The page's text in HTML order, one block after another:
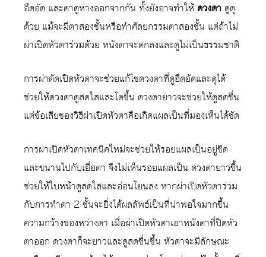
อึดอัด และตาดูห่างออกจากกัน ทั้งยังอาจทำให้ ดวงตา ดูดุ
ด้วย แม้จะมีตาสองชั้นหรือทำศัลยกรรมตาสองชั้น แต่ถ้าไม่
ผ่าเปิดหัวตาร่วมด้วย หนังตาจะตกลงและดูไม่เป็นธรรมชาติ
การผ่าตัดเปิดหัวตาจะช่วยแก้ไขดวงตาที่ดูอึดอัดและดุได้
ช่วยให้ดวงตาดูสดใสและโตขึ้น ดวงตายาวจะช่วยให้ดูสดชื่น
แต่ข้อเสียของวิธีผ่าเปิดหัวตาคือเกิดแผลเป็นที่มองเห็นได้ชัด
การผ่าเปิดหัวตาเทคนิคใหม่จะช่วยให้รอยแผลเป็นอยู่ชิด
และขนานไปกับเยื่อตา จึงไม่เห็นรอยแผลเป็น ดวงตายาวขึ้น
ช่วยให้ใบหน้าดูสดใสและอ่อนโยนลง หากผ่าเปิดหัวตาร่วม
กับการทำตา 2 ชั้นจะยิ่งได้ผลลัพธ์เป็นที่น่าพอใจมากขึ้น
ความกว้างของหว่างตา เมื่อผ่าเปิดหัวตาเอาหนังตาที่ปิดหัว
ตาออก ดวงตาก็จะยาวและดูสดชื่นขึ้น หัวตาจะมีลักษณะ